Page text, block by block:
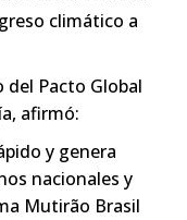
climático a
Pacto Global
afirmó:
y genera
nacionales y
Mutirão Brasil